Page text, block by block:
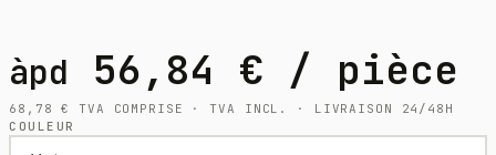
àpd 56,84 € / pièce
68,78€
TVA COMPRISE · TVA INCL. · LIVRAISON 24/48H
COULEUR